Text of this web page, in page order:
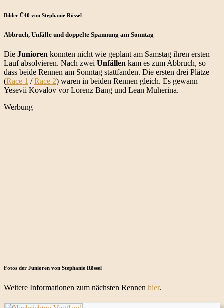
Bilder Ü40 von Stephanie Rössel
Abbruch, Unfälle und doppelte Spannung am Sonntag
Die Junioren konnten nicht wie geplant am Samstag ihren ersten
Lauf absolvieren. Nach zwei Unfällen kam es zum Abbruch, so
dass beide Rennen am Sonntag stattfanden. Die ersten drei Plätze
(Race 1 /Race 2) waren in beiden Rennen gleich. Es gewann
Yesevii Kovalov vor Lorenz Bang und Lean Muherina.
Werbung
Fotos der Junioren von Stephanie Rössel
Weitere Informationen zum nächsten Rennen hier.